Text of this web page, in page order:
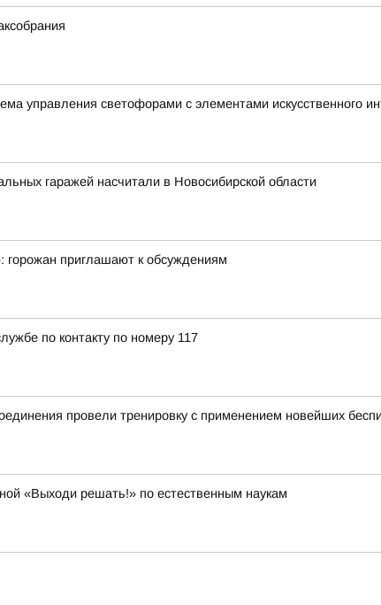
управления светофорами с элементами искусственного
гаражей насчитали в Новосибирской области
горожан приглашают к обсуждениям
по контакту по номеру 117
провели тренировку с применением новейших
«Выходи решать!» по естественным наукам